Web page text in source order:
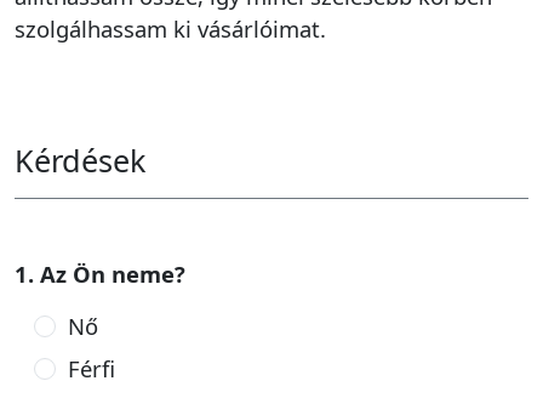
szolgálhassam ki vásárlóimat.
Kérdések
1. Az Ön neme?
Nő
Férfi